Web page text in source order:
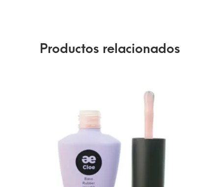
Productos relacionados